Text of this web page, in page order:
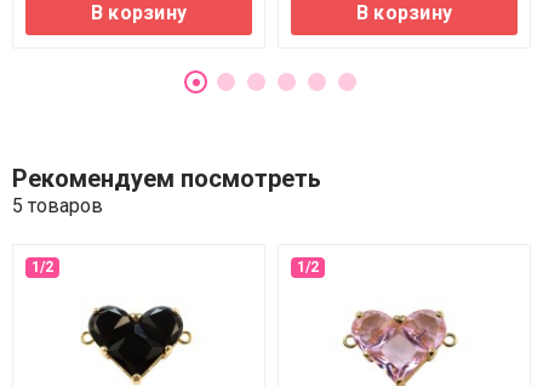
В корзину В корзину
Рекомендуем посмотреть
5 товаров